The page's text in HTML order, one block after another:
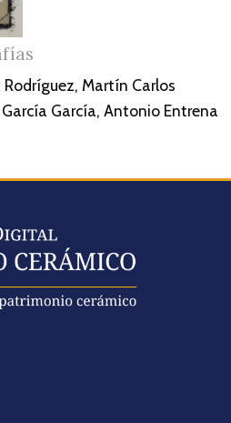
Martín Carlos
García, Antonio Entrena